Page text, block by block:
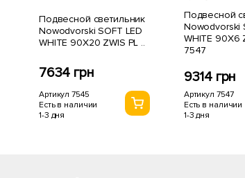
Подвесной светильник
Nowodvorski SOFT LED
WHITE 90X20 ZWIS PL ..
7634 грн
Артикул 7545
Есть в наличии
1-3 дня
Подвесной
Nowodvorski
WHITE 90X6
7547
9314 грн
Артикул 7547
Есть в наличии
1-3 дня